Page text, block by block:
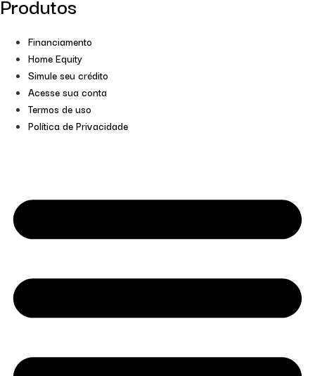
Financiamento
Home Equity
Simule seu crédito
Acesse sua conta
Termos de uso
Política de Privacidade